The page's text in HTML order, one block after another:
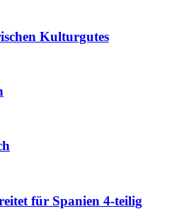
Kulturgutes
für Spanien 4-teilig